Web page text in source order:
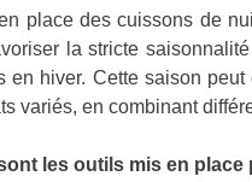
place des cuissons de
la stricte
en hiver. Cette saison
variés, en combinant
les outils mis en